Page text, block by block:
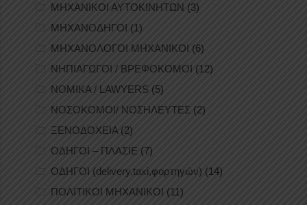
ΜΗΧΑΝΙΚΟΙ ΑΥΤΟΚΙΝΗΤΩΝ (3)
ΜΗΧΑΝΟΔΗΓΟΙ (1)
ΜΗΧΑΝΟΛΟΓΟΙ ΜΗΧΑΝΙΚΟΙ (6)
ΝΗΠΙΑΓΩΓΟΙ / ΒΡΕΦΟΚΟΜΟΙ (12)
ΝΟΜΙΚΑ / LAWYERS (5)
ΝΟΣΟΚΟΜΟΙ/ ΝΟΣΗΛΕΥΤΕΣ (2)
ΞΕΝΟΔΟΧΕΙΑ (2)
ΟΔΗΓΟΙ – ΠΛΑΣΙΕ (7)
ΟΔΗΓΟΙ (delivery,taxi,φορτηγών) (14)
ΠΟΛΙΤΙΚΟΙ ΜΗΧΑΝΙΚΟΙ (11)